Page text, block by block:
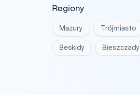
Regiony
Mazury Trójmiasto
Beskidy Bieszczady